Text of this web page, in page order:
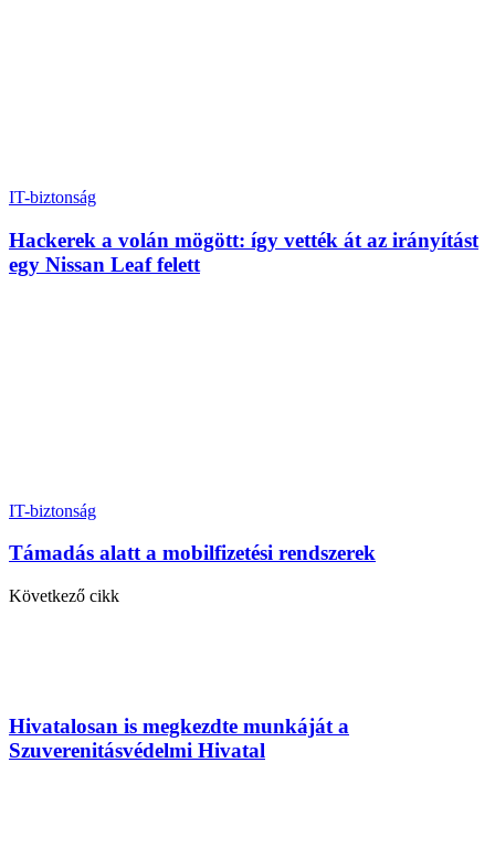
IT-biztonság
Hackerek a volán mögött: így vették át az irányítást
egy Nissan Leaf felett
IT-biztonság
Támadás alatt a mobilfizetési rendszerek
Következő cikk
Hivatalosan is megkezdte munkáját a
Szuverenitásvédelmi Hivatal